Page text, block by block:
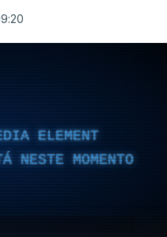
ELEMENT
NESTE MOMENTO